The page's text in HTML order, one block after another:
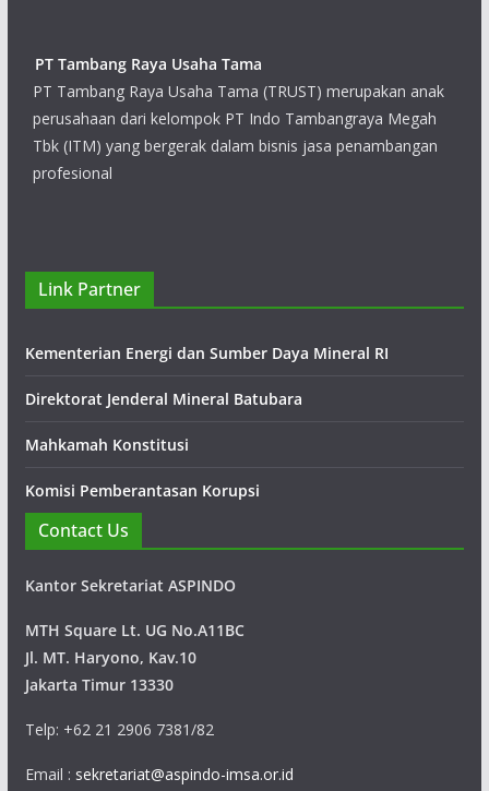
PT Tambang Raya Usaha Tama
PT Tambang Raya Usaha Tama (TRUST)
merupakan anak perusahaan dari kelompok
PT Indo Tambangraya Megah Tbk (ITM)
yang bergerak dalam bisnis jasa penambangan profesional
PT Pamapersada Nusantara didirikan
dalam bisnis kontraktor penambangan
batubara yang kemudian dipercaya juga untuk mengerjakan
bendungan dan konstruksi jalan.
Link Partner
Kementerian Energi dan Sumber Daya Mineral RI
Direktorat Jenderal Mineral Batubara
Mahkamah Konstitusi
Komisi Pemberantasan Korupsi
Contact Us
Kantor Sekretariat ASPINDO
MTH Square Lt. UG No.A11BC
Jl. MT. Haryono, Kav.10
Jakarta Timur 13330
Telp: +62 21 2906 7381/82
Email : sekretariat@aspindo-imsa.or.id